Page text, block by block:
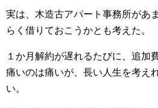
実は、木造古アパート事務所があ
らく借りておこうかとも考えた。
１か月解約が遅れるたびに、追加
痛いのは痛いが、長い人生を考え
い。